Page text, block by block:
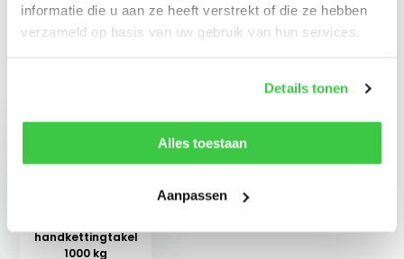
informatie die u aan ze heeft verstrekt of die ze hebben
verzameld op basis van uw gebruik van hun services.
Details tonen
Alles toestaan
Aanpassen
handkettingtakel
1000 kg